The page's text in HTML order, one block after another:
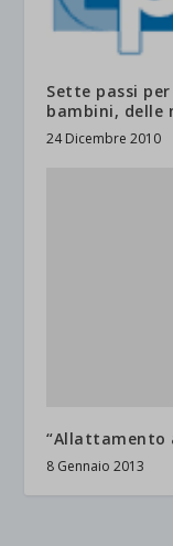
Sette passi
bambini, delle
24 Dicembre 2010
“Allattamento
8 Gennaio 2013